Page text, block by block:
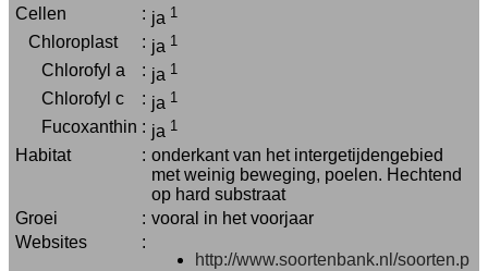
Cellen
: ja 1
Chloroplast : ja 1
Chlorofyl a : ja 1
Chlorofyl c : ja 1
Fucoxanthin : ja 1
Habitat : onderkant van het intergetijdengebied
met weinig beweging, poelen. Hechtend
op hard substraat
Groei
: vooral in het voorjaar
Websites
:
http://www.soortenbank.nl/soorten.p